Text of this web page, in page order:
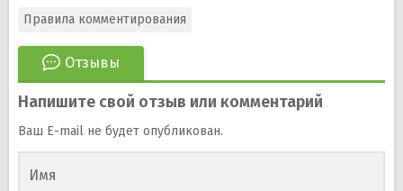
Отзывы
Правила комментирования
Напишите свой отзыв или комментарий
Ваш E-mail не будет опубликован.
Имя